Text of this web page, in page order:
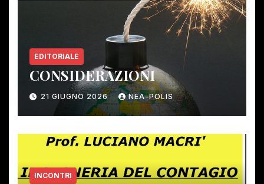
EDITORIALE
CONSIDERAZIONI
21 GIUGNO 2026 NEA-POLIS
INCONTRI